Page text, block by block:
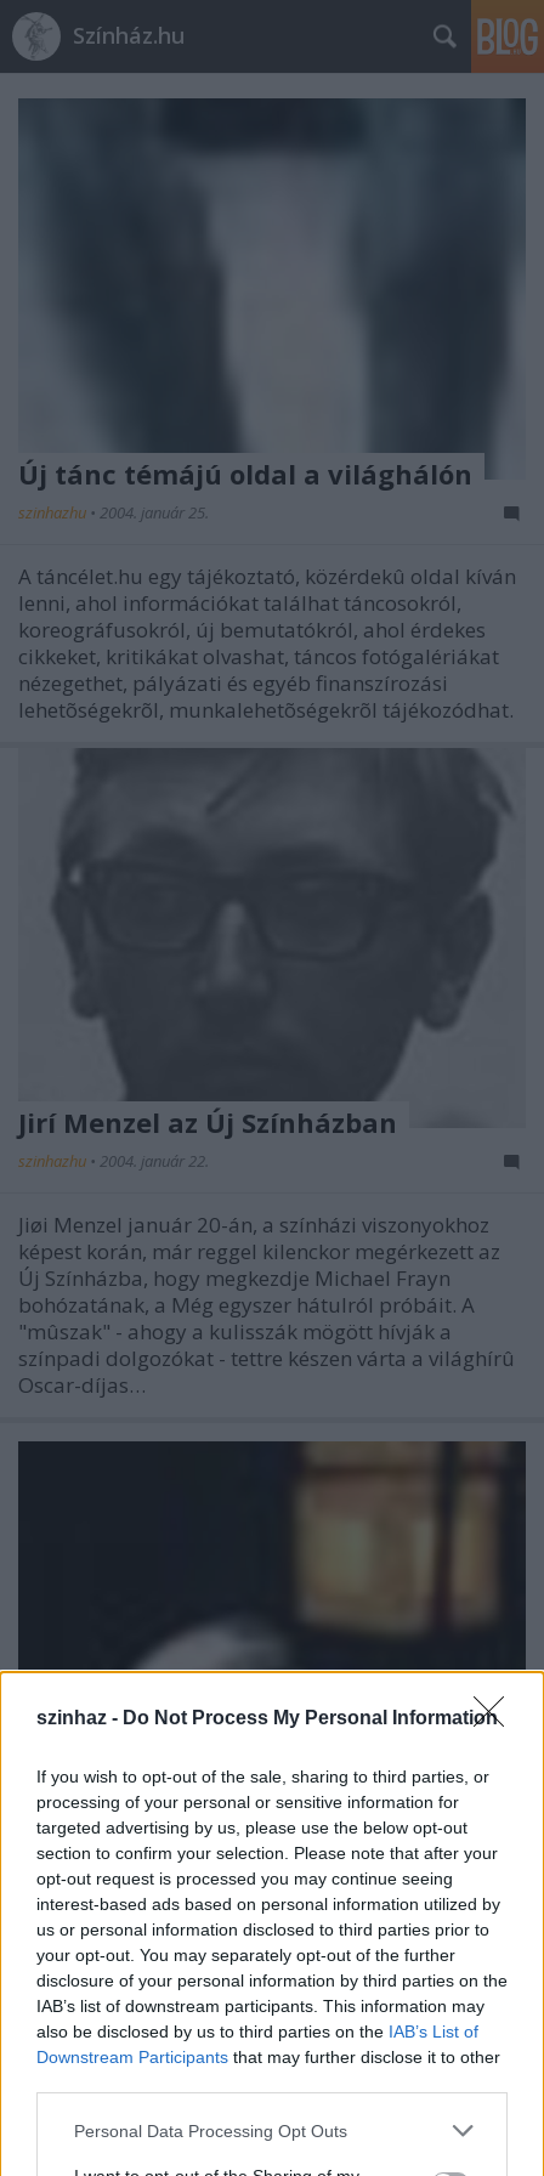
szinhaz - Do Not Process My Personal Information
If you wish to opt-out of the sale, sharing to third parties, or
processing of your personal or sensitive information for
targeted advertising by us, please use the below opt-out
section to confirm your selection. Please note that after your
opt-out request is processed you may continue seeing
interest-based ads based on personal information utilized by
us or personal information disclosed to third parties prior to
your opt-out. You may separately opt-out of the further
disclosure of your personal information by third parties on the
IAB’s list of downstream participants. This information may
also be disclosed by us to third parties on the IAB’s List of
Downstream Participants that may further disclose it to other
Please note that this website/app uses one or more Google
Personal Data Processing Opt Outs
Színház.hu
Új tánc témájú oldal a világhálón
szinhazhu • 2004. január 25.
A táncélet.hu egy tájékoztató, közérdekû oldal kíván
lenni, ahol információkat találhat táncosokról,
koreográfusokról, új bemutatókról, ahol érdekes
cikkeket, kritikákat olvashat, táncos fotógalériákat
nézegethet, pályázati és egyéb finanszírozási
lehetõségekrõl, munkalehetõségekrõl tájékozódhat.
Jirí Menzel az Új Színházban
szinhazhu • 2004. január 22.
Jiøi Menzel január 20-án, a színházi viszonyokhoz
képest korán, már reggel kilenckor megérkezett az
Új Színházba, hogy megkezdje Michael Frayn
bohózatának, a Még egyszer hátulról próbáit. A
"mûszak" - ahogy a kulisszák mögött hívják a
színpadi dolgozókat - tettre készen várta a világhírû
Oscar-díjas…
Dumaszínház: Godot Stand-Up
Comedy Club
szinhazhu 2004. január 22.
Magyarországon elõször nyílt klasszikus, élõ kabaré,
a világ nagyvárosaiban igen közkedvelt
szórakozóhely, Stand-Up Comedy Club -
Dumaszínház.